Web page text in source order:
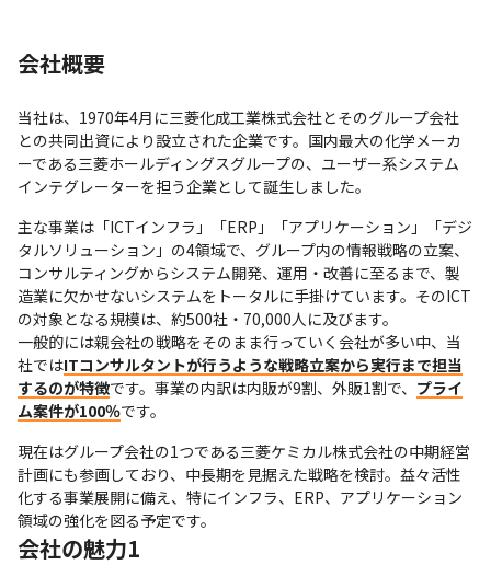
会社概要
当社は、1970年4月に三菱化成工業株式会社とそのグループ会社
との共同出資により設立された企業です。国内最大の化学メーカ
ーである三菱ホールディングスグループの、ユーザー系システム
インテグレーターを担う企業として誕生しました。
主な事業は「ICTインフラ」「ERP」「アプリケーション」「デジ
タルソリューション」の4領域で、グループ内の情報戦略の立案、
コンサルティングからシステム開発、運用・改善に至るまで、製
造業に欠かせないシステムをトータルに手掛けています。そのICT
の対象となる規模は、約500社・70,000人に及びます。
一般的には親会社の戦略をそのまま行っていく会社が多い中、当
社ではITコンサルタントが行うような戦略立案から実行まで担当
するのが特徴です。事業の内訳は内販が9割、外販1割で、 プライ
ム案件が100％です。
現在はグループ会社の1つである三菱ケミカル株式会社の中期経営
計画にも参画しており、中長期を見据えた戦略を検討。益々活性
化する事業展開に備え、特にインフラ、ERP、アプリケーション
領域の強化を図る予定です。
会社の魅力1